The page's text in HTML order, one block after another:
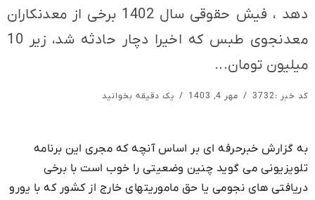
دهد ، فیش حقوقی سال 1402 برخی از معدنکاران
معدنجوی طبس که اخیرا دچار حادثه شد، زیر 10
میلیون تومان...
کد خبر :3732 مهر 4, 1403 یک دقیقه بخوانید
به گزارش خبرحرفه ای بر اساس آنچه که مجری این برنامه
تلویزیونی می گوید چنین وضعیتی را خوب است با برخی
دریافتی های نجومی یا حق ماموریتهای خارج از کشور که با یورو